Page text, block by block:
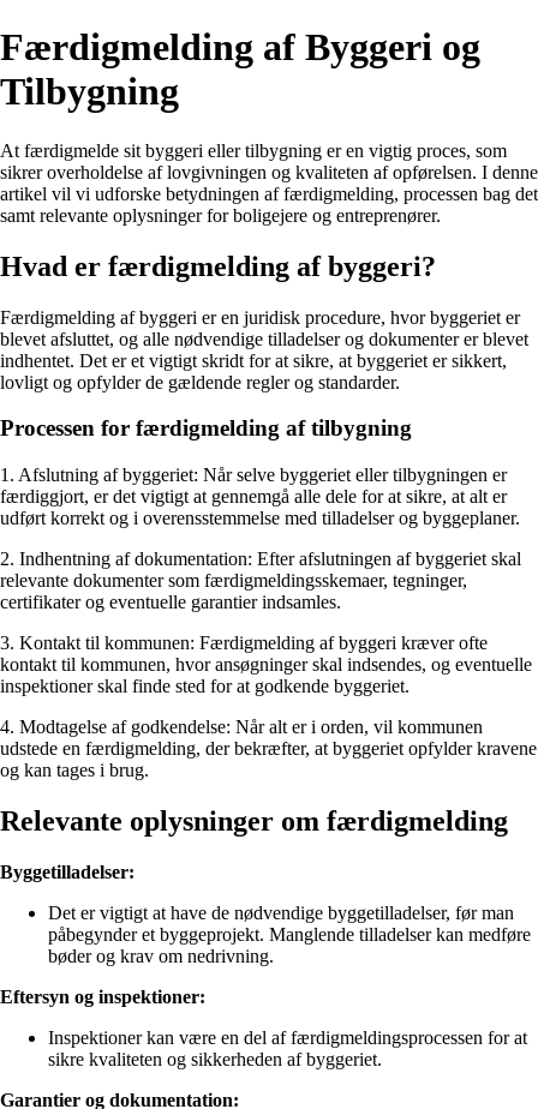
Færdigmelding af Byggeri og
Tilbygning
At færdigmelde sit byggeri eller tilbygning er en vigtig proces, som
sikrer overholdelse af lovgivningen og kvaliteten af opførelsen. I denne
artikel vil vi udforske betydningen af færdigmelding, processen bag det
samt relevante oplysninger for boligejere og entreprenører.
Hvad er færdigmelding af byggeri?
Færdigmelding af byggeri er en juridisk procedure, hvor byggeriet er
blevet afsluttet, og alle nødvendige tilladelser og dokumenter er blevet
indhentet. Det er et vigtigt skridt for at sikre, at byggeriet er sikkert,
lovligt og opfylder de gældende regler og standarder.
Processen for færdigmelding af tilbygning
1. Afslutning af byggeriet: Når selve byggeriet eller tilbygningen er
færdiggjort, er det vigtigt at gennemgå alle dele for at sikre, at alt er
udført korrekt og i overensstemmelse med tilladelser og byggeplaner.
2. Indhentning af dokumentation: Efter afslutningen af byggeriet skal
relevante dokumenter som færdigmeldingsskemaer, tegninger,
certifikater og eventuelle garantier indsamles.
3. Kontakt til kommunen: Færdigmelding af byggeri kræver ofte
kontakt til kommunen, hvor ansøgninger skal indsendes, og eventuelle
inspektioner skal finde sted for at godkende byggeriet.
4. Modtagelse af godkendelse: Når alt er i orden, vil kommunen
udstede en færdigmelding, der bekræfter, at byggeriet opfylder kravene
og kan tages i brug.
Relevante oplysninger om færdigmelding
Byggetilladelser:
Det er vigtigt at have de nødvendige byggetilladelser, før man
påbegynder et byggeprojekt. Manglende tilladelser kan medføre
bøder og krav om nedrivning.
Eftersyn og inspektioner:
Inspektioner kan være en del af færdigmeldingsprocessen for at
sikre kvaliteten og sikkerheden af byggeriet.
Garantier og dokumentation: